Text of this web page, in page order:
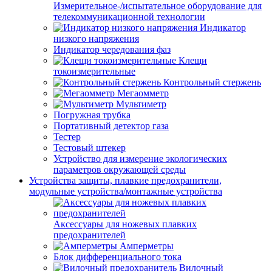
Измерительное-/испытательное оборудование для
телекоммуникационной технологии
Индикатор
низкого напряжения
Индикатор чередования фаз
Клещи
токоизмерительные
Контрольный стержень
Мегаомметр
Мультиметр
Погружная трубка
Портативный детектор газа
Тестер
Тестовый штекер
Устройство для измерение экологических
параметров окружающей среды
Устройства защиты, плавкие предохранители,
модульные устройства/монтажные устройства
Аксессуары для ножевых плавких
предохранителей
Амперметры
Блок дифференциального тока
Вилочный